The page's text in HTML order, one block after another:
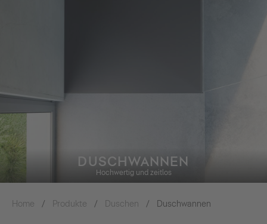
DUSCHWANNEN
Hochwertig und zeitlos
Home Produkte Duschen Duschwannen